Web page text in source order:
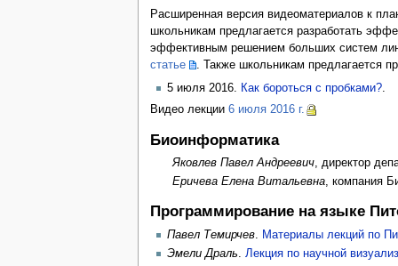
Расширенная версия видеоматериалов к
школьникам предлагается разработать
эффективным решением больших систем
статье
. Также школьникам предлагается
5 июля 2016. Как бороться с пробками?.
Видео лекции 6 июля 2016 г.
Биоинформатика
Яковлев Павел Андреевич, директор
Еричева Елена Витальевна , компания
Программирование на языке
Павел Темирчев. Материалы лекций по
Эмели Драль
Лекция по научной